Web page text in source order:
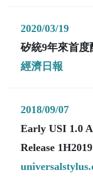
2020/03/19
矽統9年來首
經濟日報
2018/09/07
Early USI 1.0
Release 1H2019